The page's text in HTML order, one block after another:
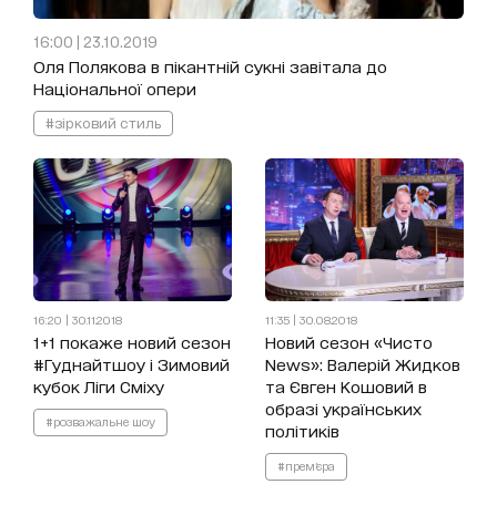
16:00 | 23.10.2019
Оля Полякова в пікантній сукні завітала до
Національної опери
#зірковий стиль
16:20 | 30.11.2018
1+1 покаже новий сезон
#Гуднайтшоу і Зимовий
кубок Ліги Сміху
#розважальне шоу
11:35 | 30.08.2018
Новий сезон «Чисто
News»: Валерій Жидков
та Євген Кошовий в
образі українських
політиків
#прем'єра